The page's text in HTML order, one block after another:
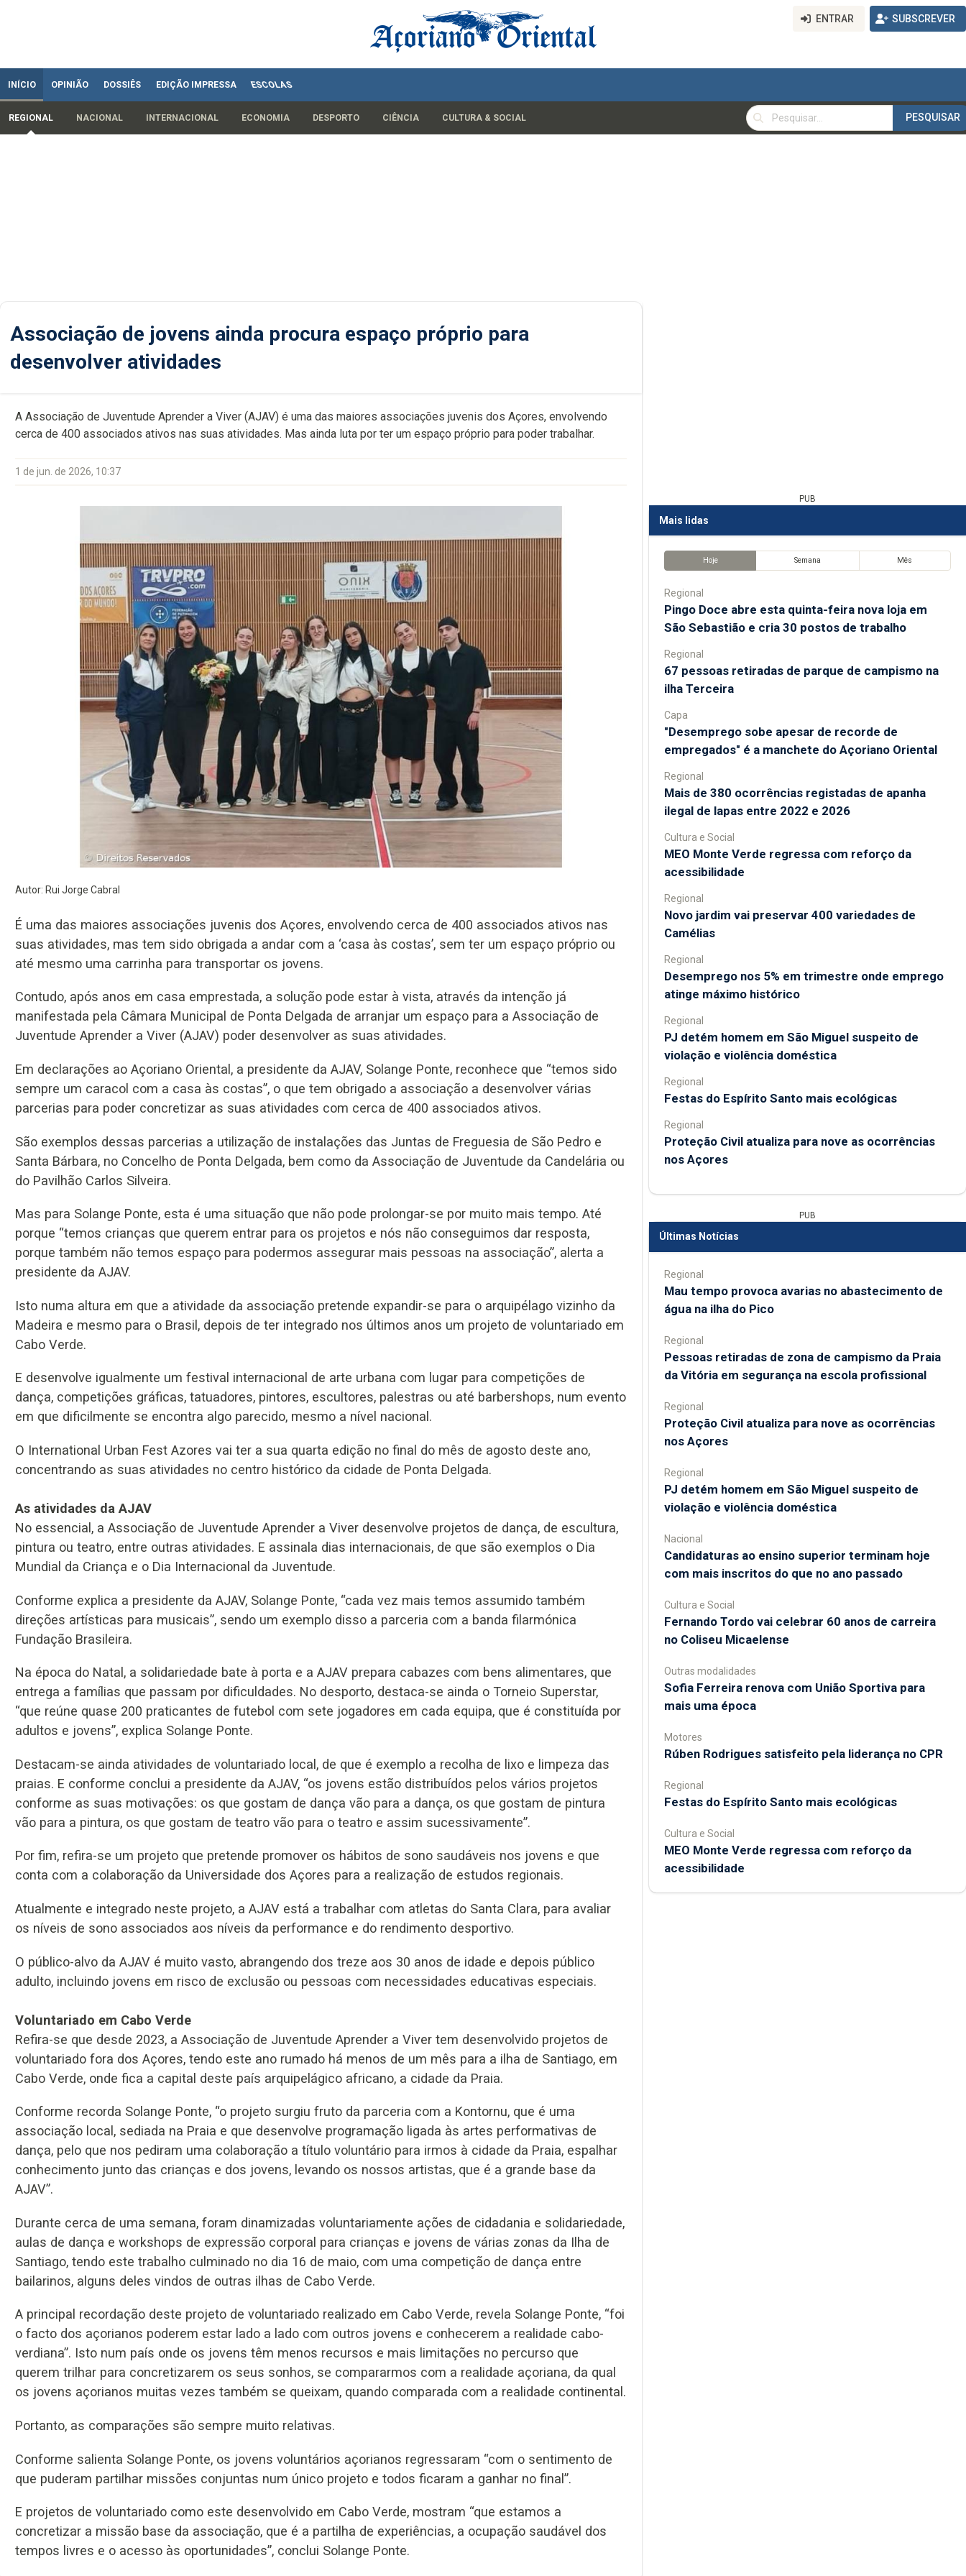
ENTRAR SUBSCREVER
INÍCIO OPINIÃO DOSSIÊS EDIÇÃO IMPRESSA ESCOLAS
REGIONAL NACIONAL INTERNACIONAL ECONOMIA DESPORTO CIÊNCIA CULTURA & SOCIAL
PESQUISAR
PESQUISAR
Associação de jovens ainda procura espaço próprio para
desenvolver atividades
A Associação de Juventude Aprender a Viver (AJAV) é uma das maiores associações juvenis dos Açores, envolvendo
cerca de 400 associados ativos nas suas atividades. Mas ainda luta por ter um espaço próprio para poder trabalhar.
1 de jun. de 2026, 10:37
Autor: Rui Jorge Cabral
É uma das maiores associações juvenis dos Açores, envolvendo cerca de 400 associados ativos nas
suas atividades, mas tem sido obrigada a andar com a ‘casa às costas’, sem ter um espaço próprio ou
até mesmo uma carrinha para transportar os jovens.
Contudo, após anos em casa emprestada, a solução pode estar à vista, através da intenção já
manifestada pela Câmara Municipal de Ponta Delgada de arranjar um espaço para a Associação de
Juventude Aprender a Viver (AJAV) poder desenvolver as suas atividades.
Em declarações ao Açoriano Oriental, a presidente da AJAV, Solange Ponte, reconhece que “temos sido
sempre um caracol com a casa às costas”, o que tem obrigado a associação a desenvolver várias
parcerias para poder concretizar as suas atividades com cerca de 400 associados ativos.
São exemplos dessas parcerias a utilização de instalações das Juntas de Freguesia de São Pedro e
Santa Bárbara, no Concelho de Ponta Delgada, bem como da Associação de Juventude da Candelária ou
do Pavilhão Carlos Silveira.
Mas para Solange Ponte, esta é uma situação que não pode prolongar-se por muito mais tempo. Até
porque “temos crianças que querem entrar para os projetos e nós não conseguimos dar resposta,
porque também não temos espaço para podermos assegurar mais pessoas na associação”, alerta a
presidente da AJAV.
Isto numa altura em que a atividade da associação pretende expandir-se para o arquipélago vizinho da
Madeira e mesmo para o Brasil, depois de ter integrado nos últimos anos um projeto de voluntariado em
Cabo Verde.
E desenvolve igualmente um festival internacional de arte urbana com lugar para competições de
dança, competições gráficas, tatuadores, pintores, escultores, palestras ou até barbershops, num evento
em que dificilmente se encontra algo parecido, mesmo a nível nacional.
O International Urban Fest Azores vai ter a sua quarta edição no final do mês de agosto deste ano,
concentrando as suas atividades no centro histórico da cidade de Ponta Delgada.
As atividades da AJAV
No essencial, a Associação de Juventude Aprender a Viver desenvolve projetos de dança, de escultura,
pintura ou teatro, entre outras atividades. E assinala dias internacionais, de que são exemplos o Dia
Mundial da Criança e o Dia Internacional da Juventude.
Conforme explica a presidente da AJAV, Solange Ponte, “cada vez mais temos assumido também
direções artísticas para musicais”, sendo um exemplo disso a parceria com a banda filarmónica
Fundação Brasileira.
Na época do Natal, a solidariedade bate à porta e a AJAV prepara cabazes com bens alimentares, que
entrega a famílias que passam por dificuldades. No desporto, destaca-se ainda o Torneio Superstar,
“que reúne quase 200 praticantes de futebol com sete jogadores em cada equipa, que é constituída por
adultos e jovens”, explica Solange Ponte.
Destacam-se ainda atividades de voluntariado local, de que é exemplo a recolha de lixo e limpeza das
praias. E conforme conclui a presidente da AJAV, “os jovens estão distribuídos pelos vários projetos
conforme as suas motivações: os que gostam de dança vão para a dança, os que gostam de pintura
vão para a pintura, os que gostam de teatro vão para o teatro e assim sucessivamente”.
Por fim, refira-se um projeto que pretende promover os hábitos de sono saudáveis nos jovens e que
conta com a colaboração da Universidade dos Açores para a realização de estudos regionais.
Atualmente e integrado neste projeto, a AJAV está a trabalhar com atletas do Santa Clara, para avaliar
os níveis de sono associados aos níveis da performance e do rendimento desportivo.
O público-alvo da AJAV é muito vasto, abrangendo dos treze aos 30 anos de idade e depois público
adulto, incluindo jovens em risco de exclusão ou pessoas com necessidades educativas especiais.
Voluntariado em Cabo Verde
Refira-se que desde 2023, a Associação de Juventude Aprender a Viver tem desenvolvido projetos de
voluntariado fora dos Açores, tendo este ano rumado há menos de um mês para a ilha de Santiago, em
Cabo Verde, onde fica a capital deste país arquipelágico africano, a cidade da Praia.
Conforme recorda Solange Ponte, “o projeto surgiu fruto da parceria com a Kontornu, que é uma
associação local, sediada na Praia e que desenvolve programação ligada às artes performativas de
dança, pelo que nos pediram uma colaboração a título voluntário para irmos à cidade da Praia, espalhar
conhecimento junto das crianças e dos jovens, levando os nossos artistas, que é a grande base da
AJAV”.
Durante cerca de uma semana, foram dinamizadas voluntariamente ações de cidadania e solidariedade,
aulas de dança e workshops de expressão corporal para crianças e jovens de várias zonas da Ilha de
Santiago, tendo este trabalho culminado no dia 16 de maio, com uma competição de dança entre
bailarinos, alguns deles vindos de outras ilhas de Cabo Verde.
A principal recordação deste projeto de voluntariado realizado em Cabo Verde, revela Solange Ponte, “foi
o facto dos açorianos poderem estar lado a lado com outros jovens e conhecerem a realidade cabo-
verdiana”. Isto num país onde os jovens têm menos recursos e mais limitações no percurso que
querem trilhar para concretizarem os seus sonhos, se compararmos com a realidade açoriana, da qual
os jovens açorianos muitas vezes também se queixam, quando comparada com a realidade continental.
Portanto, as comparações são sempre muito relativas.
Conforme salienta Solange Ponte, os jovens voluntários açorianos regressaram “com o sentimento de
que puderam partilhar missões conjuntas num único projeto e todos ficaram a ganhar no final”.
E projetos de voluntariado como este desenvolvido em Cabo Verde, mostram “que estamos a
concretizar a missão base da associação, que é a partilha de experiências, a ocupação saudável dos
tempos livres e o acesso às oportunidades”, conclui Solange Ponte.
PUB
Mais lidas
Hoje Semana Mês
Regional
Pingo Doce abre esta quinta-feira nova loja em
São Sebastião e cria 30 postos de trabalho
Regional
67 pessoas retiradas de parque de campismo na
ilha Terceira
Capa
"Desemprego sobe apesar de recorde de
empregados" é a manchete do Açoriano Oriental
Regional
Mais de 380 ocorrências registadas de apanha
ilegal de lapas entre 2022 e 2026
Cultura e Social
MEO Monte Verde regressa com reforço da
acessibilidade
Regional
Novo jardim vai preservar 400 variedades de
Camélias
Regional
Desemprego nos 5% em trimestre onde emprego
atinge máximo histórico
Regional
PJ detém homem em São Miguel suspeito de
violação e violência doméstica
Regional
Festas do Espírito Santo mais ecológicas
Regional
Proteção Civil atualiza para nove as ocorrências
nos Açores
PUB
Últimas Notícias
Regional
Mau tempo provoca avarias no abastecimento de
água na ilha do Pico
Regional
Pessoas retiradas de zona de campismo da Praia
da Vitória em segurança na escola profissional
Regional
Proteção Civil atualiza para nove as ocorrências
nos Açores
Regional
PJ detém homem em São Miguel suspeito de
violação e violência doméstica
Nacional
Candidaturas ao ensino superior terminam hoje
com mais inscritos do que no ano passado
Cultura e Social
Fernando Tordo vai celebrar 60 anos de carreira
no Coliseu Micaelense
Outras modalidades
Sofia Ferreira renova com União Sportiva para
mais uma época
Motores
Rúben Rodrigues satisfeito pela liderança no CPR
Regional
Festas do Espírito Santo mais ecológicas
Cultura e Social
MEO Monte Verde regressa com reforço da
acessibilidade